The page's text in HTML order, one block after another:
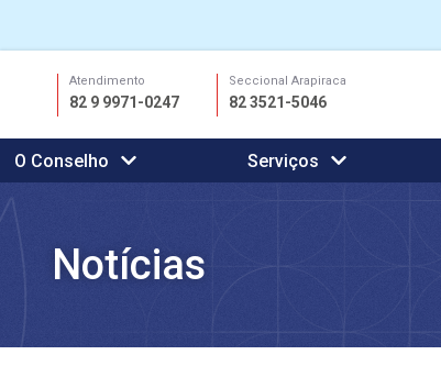
conteúdo
Atendimento
82 9 9971-0247
Seccional Arapiraca
82 3521-5046
O Conselho Serviços
Notícias